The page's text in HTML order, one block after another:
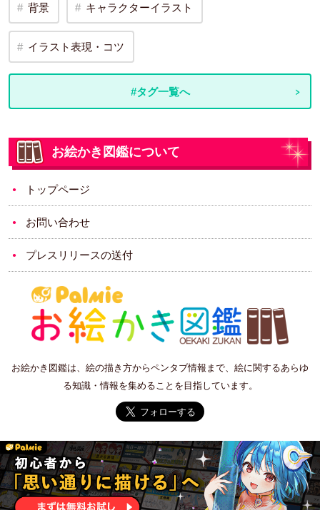
背景 キャラクターイラスト
イラスト表現・コツ
#タグ一覧へ
お絵かき図鑑について
トップページ
お問い合わせ
プレスリリースの送付
お絵かき図鑑は、絵の描き方からペンタブ情報まで、絵に関するあらゆ
る知識・情報を集めることを目指しています。